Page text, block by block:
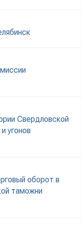
Свердловской
угонов
оборот в
таможни